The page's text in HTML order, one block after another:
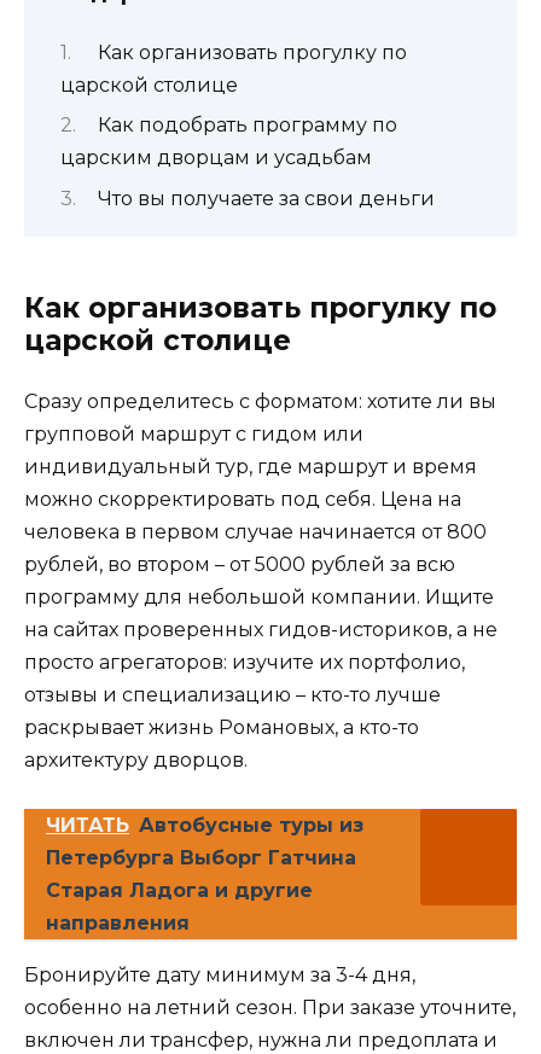
Как организовать прогулку по
царской столице
Как подобрать программу по
царским дворцам и усадьбам
Что вы получаете за свои деньги
Как организовать прогулку по
царской столице
Сразу определитесь с форматом: хотите ли вы
групповой маршрут с гидом или
индивидуальный тур, где маршрут и время
можно скорректировать под себя. Цена на
человека в первом случае начинается от 800
рублей, во втором – от 5000 рублей за всю
программу для небольшой компании. Ищите
на сайтах проверенных гидов-историков, а не
просто агрегаторов: изучите их портфолио,
отзывы и специализацию – кто-то лучше
раскрывает жизнь Романовых, а кто-то
архитектуру дворцов.
ЧИТАТЬ Автобусные туры из
Петербурга Выборг Гатчина
Старая Ладога и другие
направления
Бронируйте дату минимум за 3-4 дня,
особенно на летний сезон. При заказе уточните,
включен ли трансфер, нужна ли предоплата и